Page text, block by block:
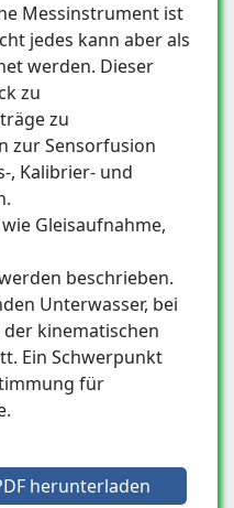
Messinstrument ist
jedes kann aber als
werden. Dieser
zu
zu
zur Sensorfusion
, Kalibrier- und
Gleisaufnahme,
beschrieben.
Unterwasser, bei
kinematischen
Ein Schwerpunkt
für
herunterladen